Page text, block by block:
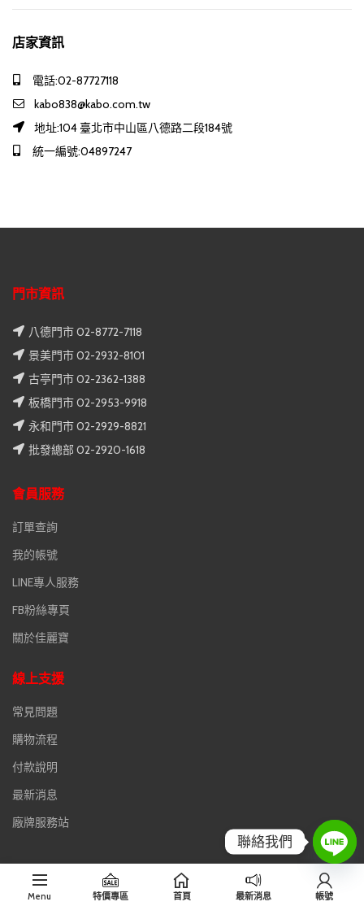
店家資訊
電話:02-87727118
kabo838@kabo.com.tw
地址:104 臺北市中山區八德路二段184號
統一編號:04897247
門市資訊
八德門市 02-8772-7118
景美門市 02-2932-8101
古亭門市 02-2362-1388
板橋門市 02-2953-9918
永和門市 02-2929-8821
批發總部 02-2920-1618
會員服務
訂單查詢
我的帳號
LINE專人服務
FB粉絲專頁
關於佳麗寶
線上支援
常見問題
購物流程
付款說明
最新消息
廠牌服務站
Menu 特價專區 首頁 最新消息 帳號
聯絡我們